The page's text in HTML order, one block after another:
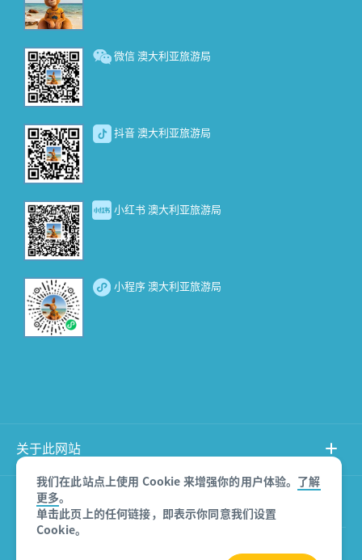
我们在此站点上使用 Cookie 来增强你的用户体验。 了解
更多。
单击此页上的任何链接，即表示你同意我们设置
Cookie。
微信 澳大利亚旅游局
抖音 澳大利亚旅游局
小红书 澳大利亚旅游局
小程序 澳大利亚旅游局
关于此网站
产品免责声明